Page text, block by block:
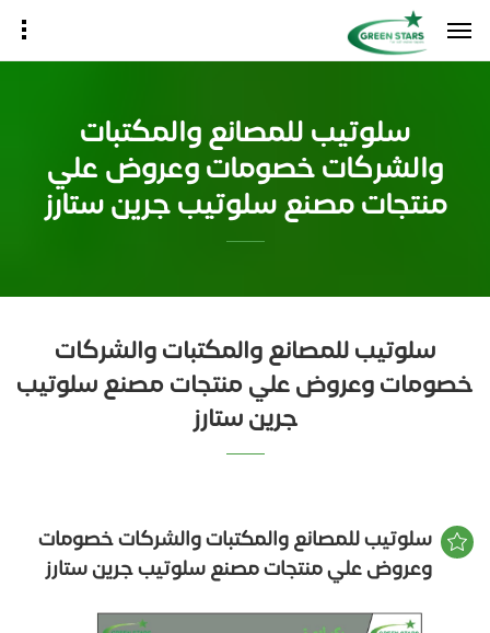
سلوتيب للمصانع والمكتبات
والشركات خصومات وعروض علي
منتجات مصنع سلوتيب جرين ستارز
سلوتيب للمصانع والمكتبات والشركات
خصومات وعروض علي منتجات مصنع سلوتيب
جرين ستارز
سلوتيب للمصانع والمكتبات والشركات خصومات
وعروض علي منتجات مصنع سلوتيب جرين ستارز